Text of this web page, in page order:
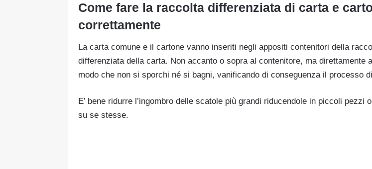
Come fare la raccolta differenziata di carta e
correttamente
La carta comune e il cartone vanno inseriti negli appositi contenitori della
differenziata della carta. Non accanto o sopra al contenitore, ma direttamente
modo che non si sporchi né si bagni, vanificando di conseguenza il processo
E’ bene ridurre l’ingombro delle scatole più grandi riducendole in piccoli pezzi
su se stesse.